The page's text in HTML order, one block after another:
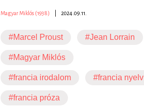
Magyar Miklós (1938) 2024.09.11.
#Marcel Proust #Jean Lorrain
#Magyar Miklós
#francia irodalom #francia nyelv
#francia próza